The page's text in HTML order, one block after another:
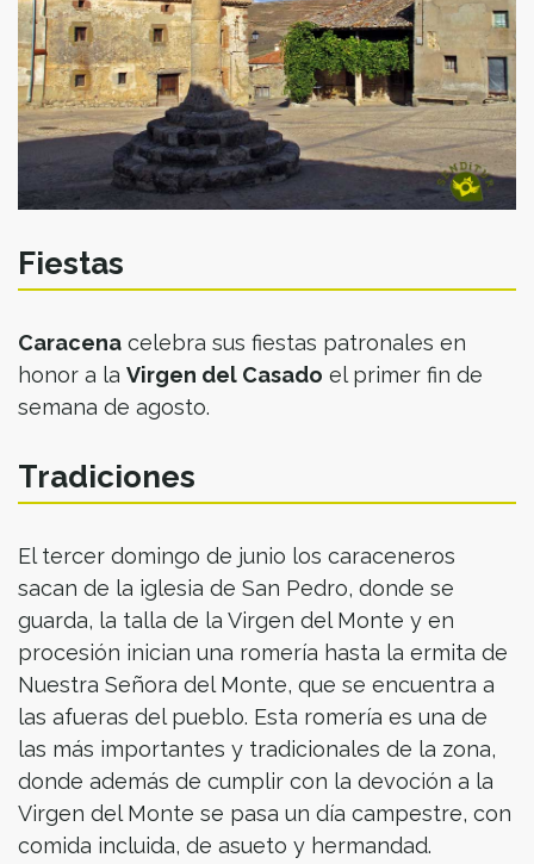
Fiestas
Caracena celebra sus fiestas patronales en
honor a la Virgen del Casado el primer fin de
semana de agosto.
Tradiciones
El tercer domingo de junio los caraceneros
sacan de la iglesia de San Pedro, donde se
guarda, la talla de la Virgen del Monte y en
procesión inician una romería hasta la ermita de
Nuestra Señora del Monte, que se encuentra a
las afueras del pueblo. Esta romería es una de
las más importantes y tradicionales de la zona,
donde además de cumplir con la devoción a la
Virgen del Monte se pasa un día campestre, con
comida incluida, de asueto y hermandad.